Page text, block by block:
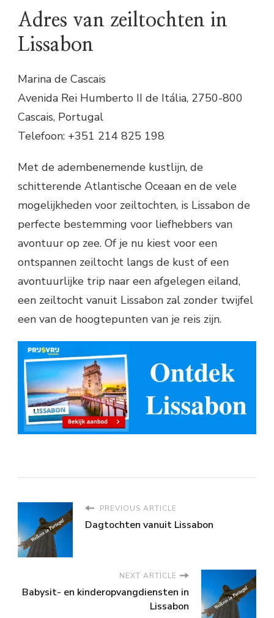
Adres van zeiltochten in
Lissabon
Marina de Cascais
Avenida Rei Humberto II de Itália, 2750-800
Cascais, Portugal
Telefoon: +351 214 825 198
Met de adembenemende kustlijn, de
schitterende Atlantische Oceaan en de vele
mogelijkheden voor zeiltochten, is Lissabon de
perfecte bestemming voor liefhebbers van
avontuur op zee. Of je nu kiest voor een
ontspannen zeiltocht langs de kust of een
avontuurlijke trip naar een afgelegen eiland,
een zeiltocht vanuit Lissabon zal zonder twijfel
een van de hoogtepunten van je reis zijn.
PREVIOUS ARTICLE
Dagtochten vanuit Lissabon
NEXT ARTICLE
Babysit- en kinderopvangdiensten in
Lissabon